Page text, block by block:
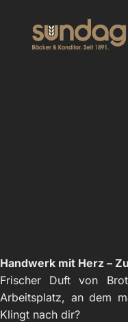
Handwerk mit Herz –
Frischer Duft von
Arbeitsplatz, an dem
Klingt nach dir?